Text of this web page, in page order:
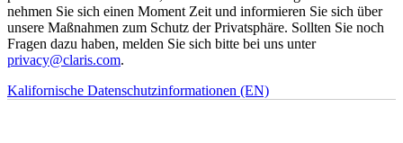
nehmen Sie sich einen Moment Zeit und informieren Sie sich über
unsere Maßnahmen zum Schutz der Privatsphäre. Sollten Sie noch
Fragen dazu haben, melden Sie sich bitte bei uns unter
privacy@claris.com.
Kalifornische Datenschutzinformationen (EN)